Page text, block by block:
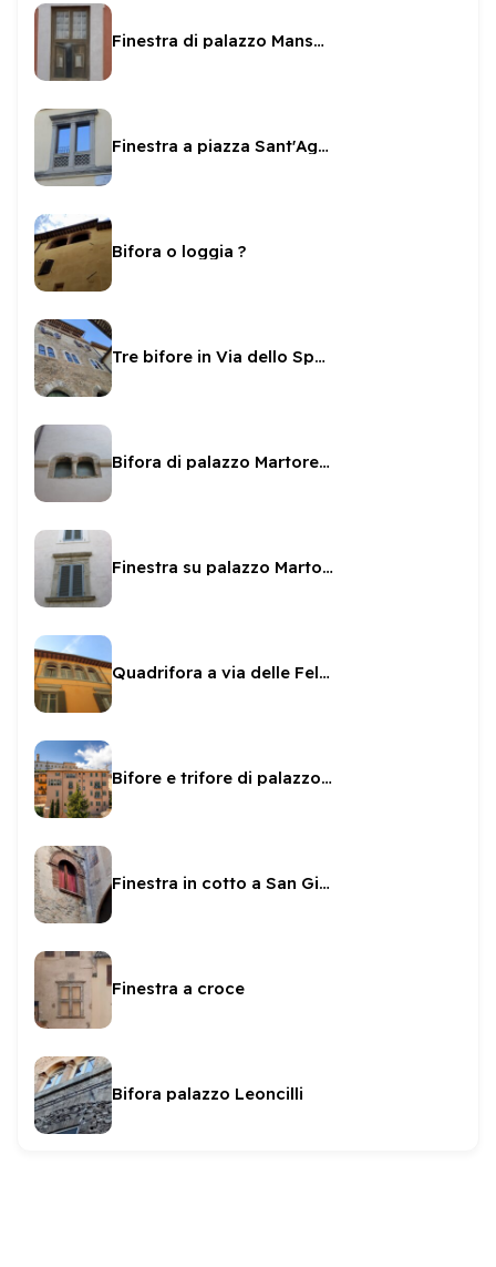
Finestra di palazzo Mansueti
Finestra a piazza Sant'Agata
Bifora o loggia ?
Tre bifore in Via dello Spagna
Bifora di palazzo Martorelli Orsini
Finestra su palazzo Martorelli Orsini
Quadrifora a via delle Felici
Bifore e trifore di palazzo Dragoni
Finestra in cotto a San Giovanni
Finestra a croce
Bifora palazzo Leoncilli